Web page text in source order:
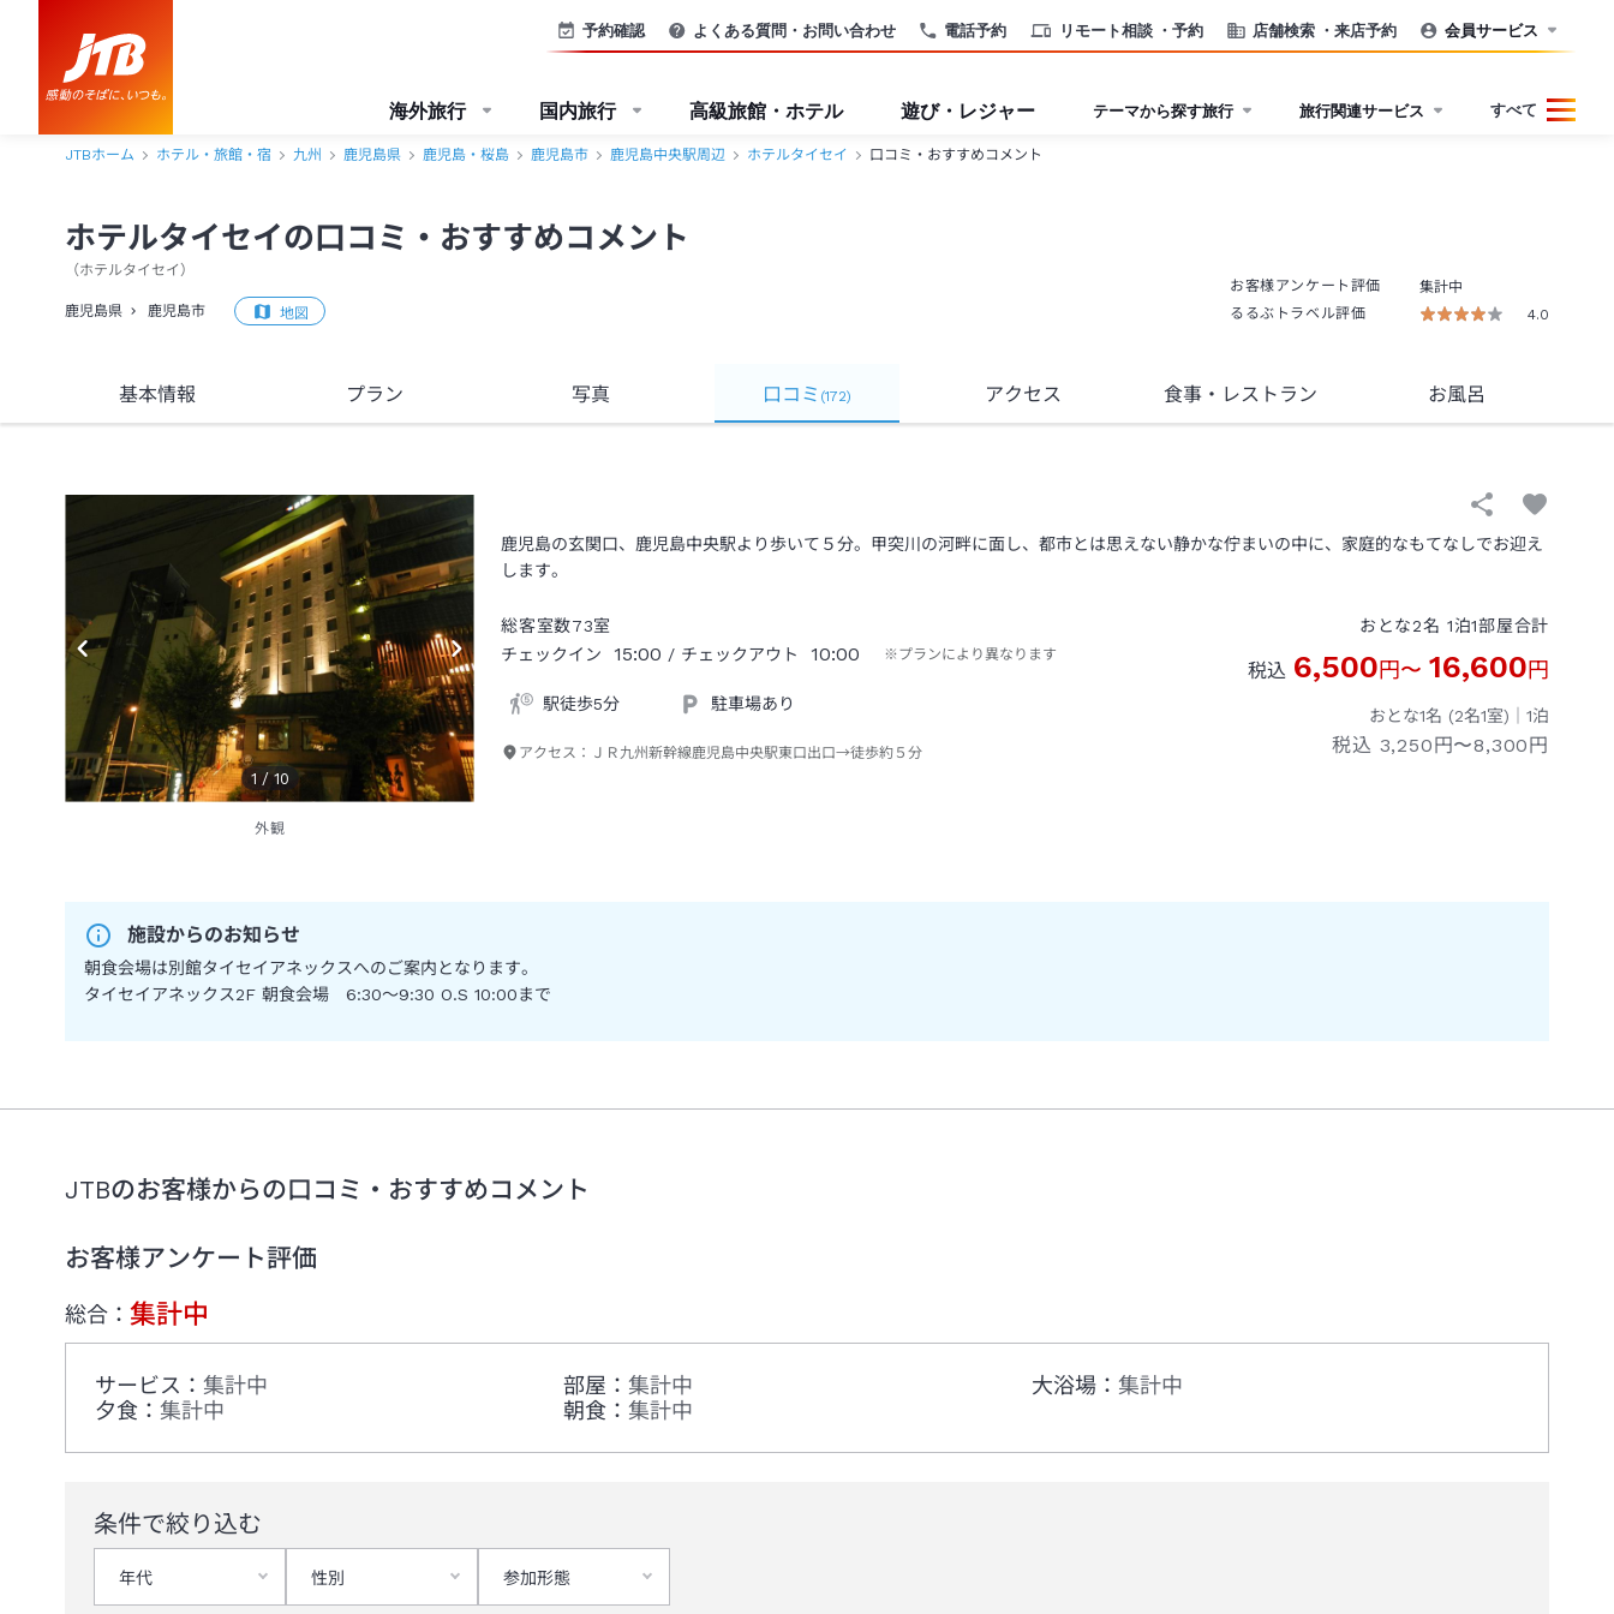
電話予約 リモート相談 ・予約 店舗検索 ・来店予約
予約確認 よくある質問・お問い合わせ 会員サービス
海外旅行 国内旅行 高級旅館・ホテル 遊び・レジャー テーマから探す旅行 旅行関連サービス すべて
JTBホーム ホテル・旅館・宿 九州 鹿児島県 鹿児島・桜島 鹿児島市 鹿児島中央駅周辺 ホテルタイセイ 口コミ・おすすめコメント
ホテルタイセイの口コミ・おすすめコメント
（ホテルタイセイ ）
鹿児島県 鹿児島市 地図
お客様アンケート評価
集計中
るるぶトラベル評価
4.0
基本情報 プラン 写真 口コミ (172) アクセス 食事・レストラン お風呂
1 /10
外観
鹿児島の玄関口、鹿児島中央駅より歩いて５分。甲突川の河畔に面し、都市とは思えない静かな佇まいの中に、家庭的なもてなしでお迎え
します。
総客室数73室
チェックイン
15:00 / チェックアウト 10:00 ※プランにより異なります
駅徒歩5分 駐車場あり
アクセス： ＪＲ九州新幹線鹿児島中央駅東口出口→徒歩約５分
おとな2名 1泊1部屋合計
税込 6,500円〜 16,600円
おとな1名 (2名1室)｜ 1泊
税込 3,250円〜8,300円
施設からのお知らせ
朝食会場は別館タイセイアネックスへのご案内となります。
タイセイアネックス2F 朝食会場 6:30～9:30 O.S 10:00まで
JTBのお客様からの口コミ・おすすめコメント
お客様アンケート評価
総合： 集計中
サービス ： 集計中 部屋 ： 集計中 大浴場 ： 集計中
夕食 ： 集計中 朝食 ： 集計中
条件で絞り込む
年代 性別 参加形態